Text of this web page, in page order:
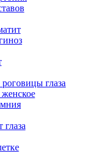
глаза
глаза